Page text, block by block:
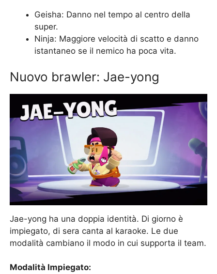
Geisha: Danno nel tempo al centro della
super.
Ninja: Maggiore velocità di scatto e danno
istantaneo se il nemico ha poca vita.
Nuovo brawler: Jae-yong
Jae-yong ha una doppia identità. Di giorno è
impiegato, di sera canta al karaoke. Le due
modalità cambiano il modo in cui supporta il team.
Modalità Impiegato: